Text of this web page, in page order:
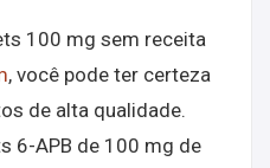
100 mg sem receita
, você pode ter certeza
de alta qualidade.
6-APB de 100 mg de